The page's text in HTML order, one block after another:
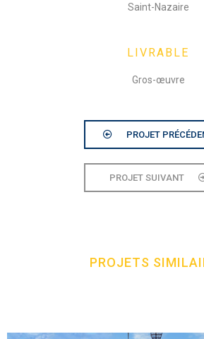
Saint-Nazaire
LIVRABLE
Gros-œuvre
PROJET
PROJET SUIVANT
PROJETS